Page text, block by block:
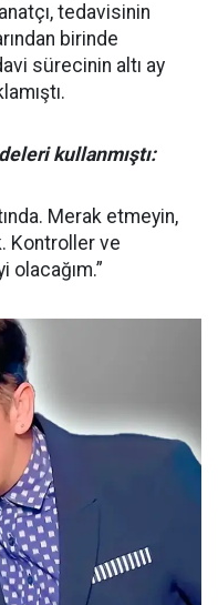
tedavisinin
birinde
sürecinin altı ay
kullanmıştı:
Merak etmeyin,
Kontroller ve
olacağım.”